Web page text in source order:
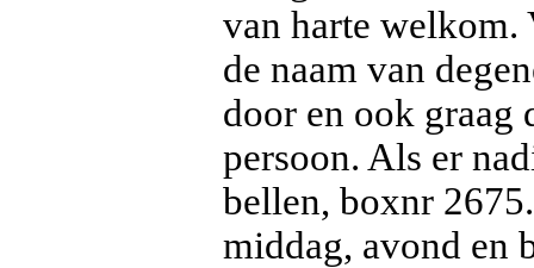
van harte welkom.
de naam van
door en ook graag
persoon. Als er
bellen, boxnr
middag, avond en